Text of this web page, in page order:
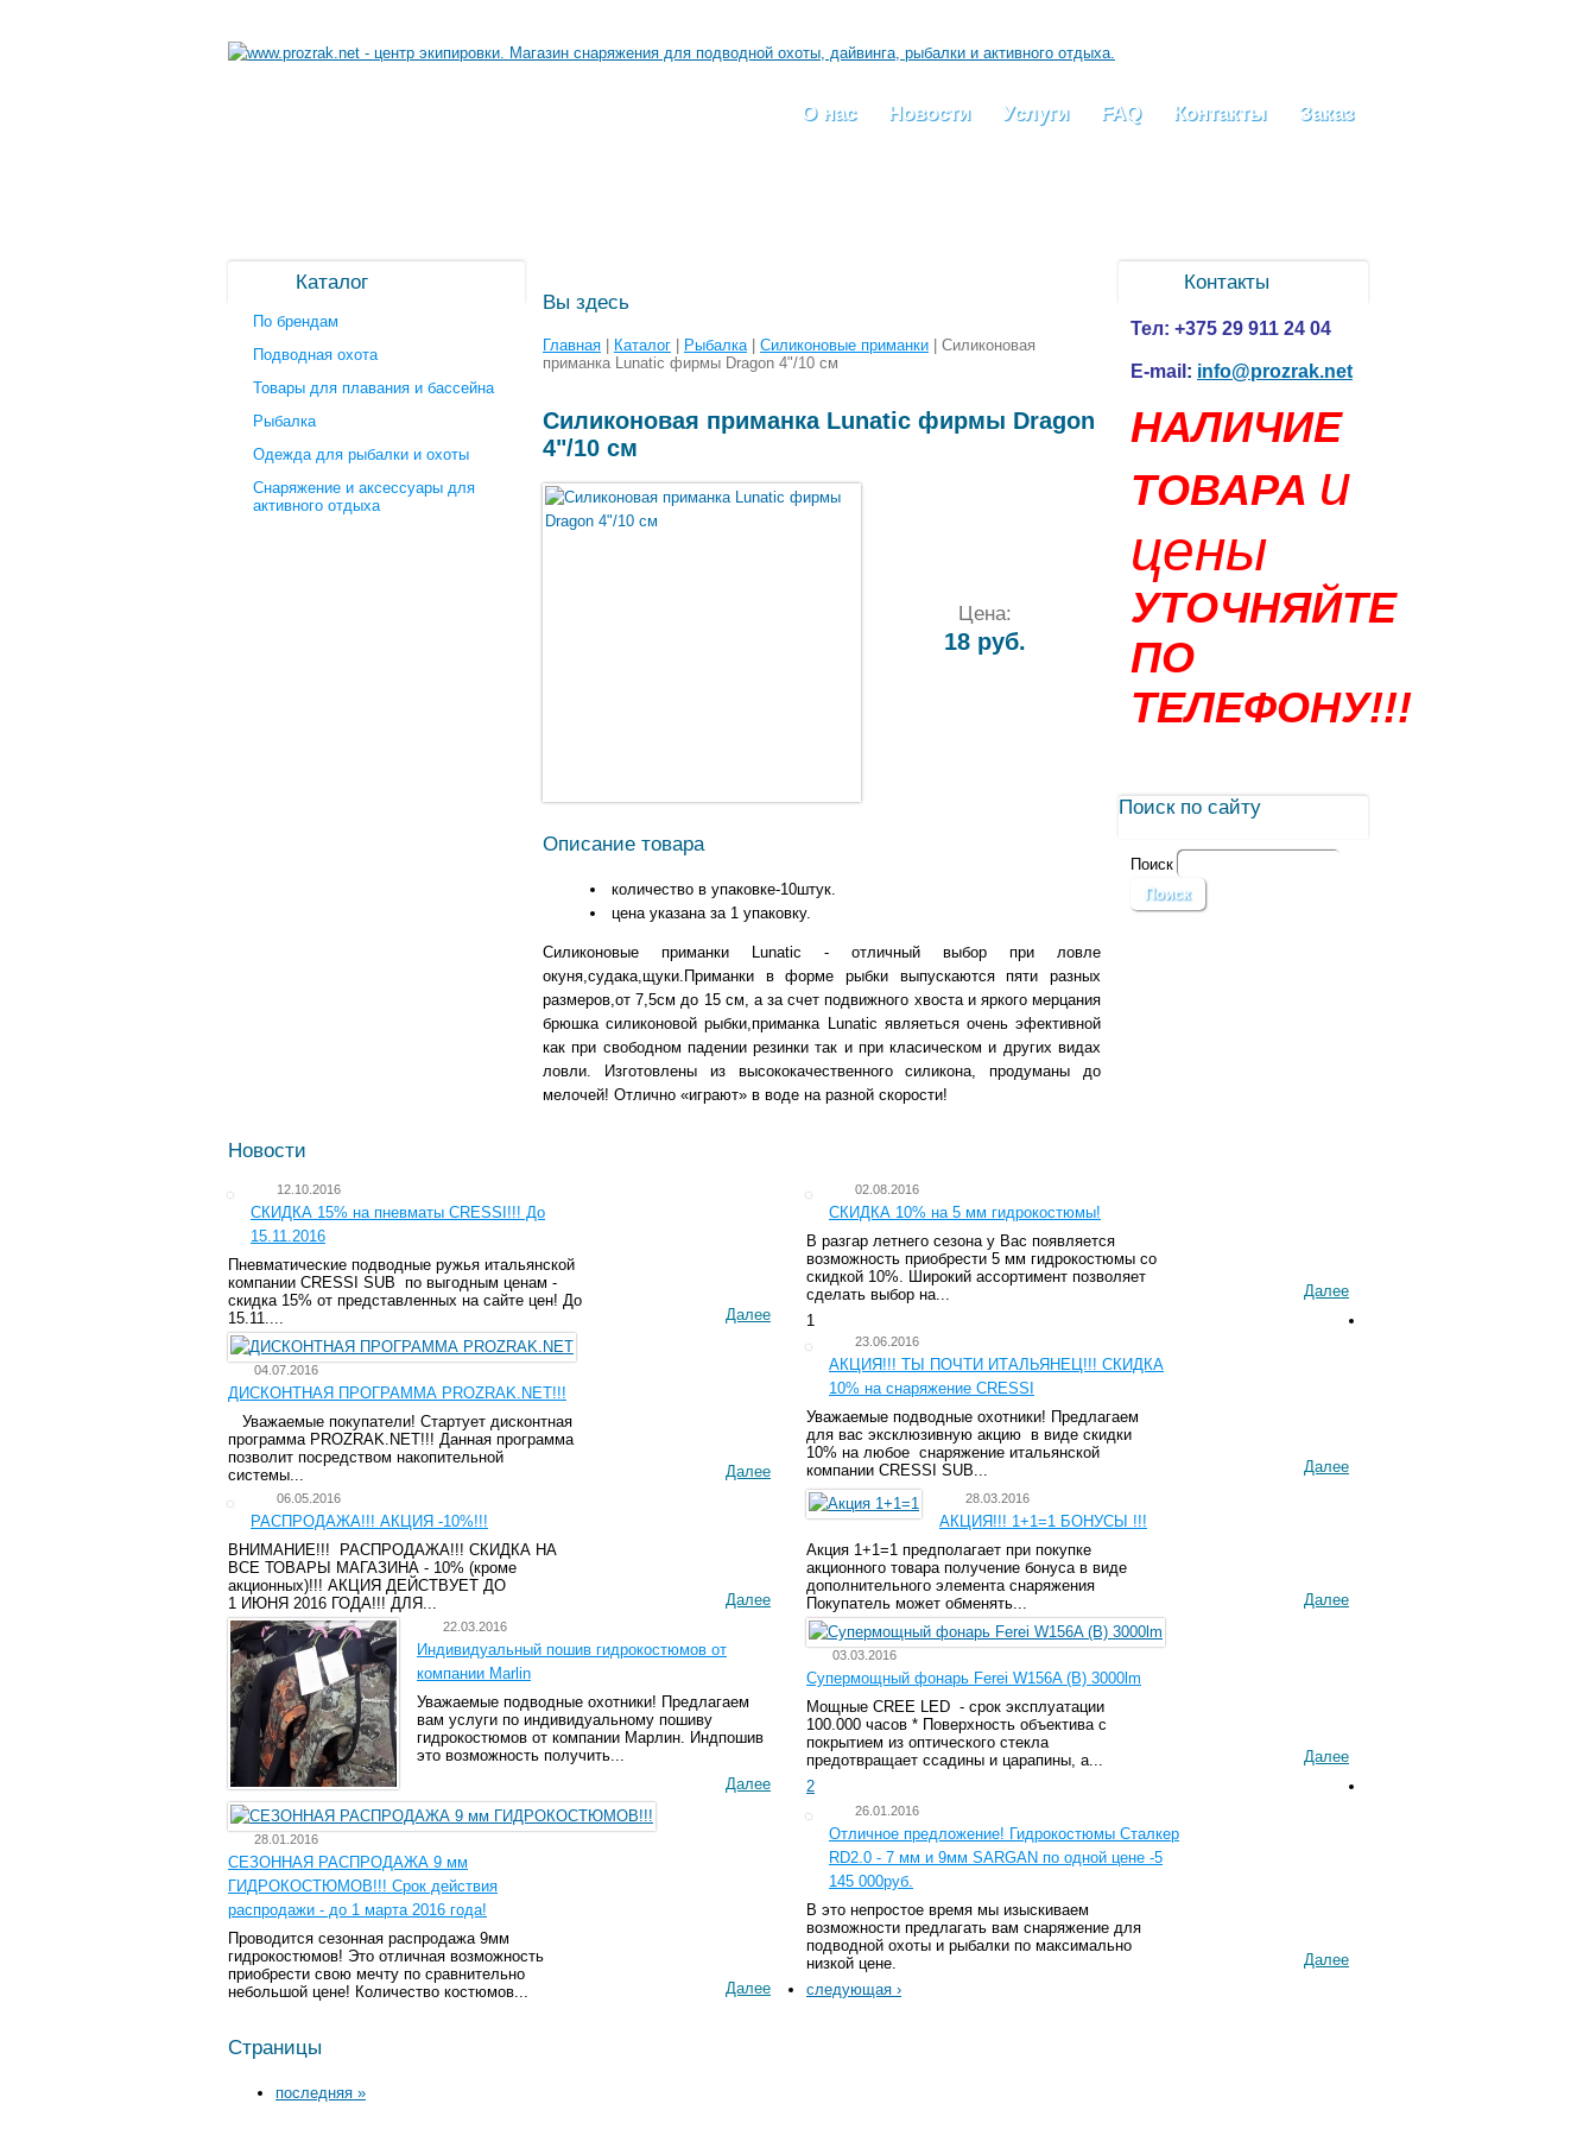
О нас Новости Услуги FAQ Контакты Заказ
Каталог
По брендам
Подводная охота
Товары для плавания и бассейна
Рыбалка
Одежда для рыбалки и охоты
Снаряжение и аксессуары для
активного отдыха
Вы здесь
Главная Каталог Рыбалка| Силиконовые приманки | Силиконовая
приманка Lunatic фирмы Dragon 4"/10 см
Силиконовая приманка Lunatic фирмы Dragon
4"/10 см
Описание товара
количество в упаковке-10штук.
цена указана за 1 упаковку.
Силиконовые приманки Lunatic - отличный выбор при ловле
окуня,судака,щуки.Приманки в форме рыбки выпускаются пяти разных
размеров,от 7,5см до 15 см, а за счет подвижного хвоста и яркого мерцания
брюшка силиконовой рыбки,приманка Lunatic являеться очень эфективной
как при свободном падении резинки так и при класическом и других видах
ловли. Изготовлены из высококачественного силикона, продуманы до
мелочей! Отлично «играют» в воде на разной скорости!
Цена:
18 руб.
Контакты
Тел: +375 29 911 24 04
E-mail : info@prozrak.net
НАЛИЧИЕ
ТОВАРА и
цены
УТОЧНЯЙТЕ
ПО
ТЕЛЕФОНУ!!!
Поиск по сайту
Поиск
Новости
12.10.2016
СКИДКА 15% на пневматы CRESSI!!! До
15.11.2016
Пневматические подводные ружья итальянской
компании CRESSI SUB по выгодным ценам -
скидка 15% от представленных на сайте цен! До
15.11....
Далее
02.08.2016
СКИДКА 10% на 5 мм гидрокостюмы!
В разгар летнего сезона у Вас появляется
возможность приобрести 5 мм гидрокостюмы со
скидкой 10%. Широкий ассортимент позволяет
сделать выбор на...
Далее
04.07.2016
ДИСКОНТНАЯ ПРОГРАММА PROZRAK.NET!!!
Уважаемые покупатели! Стартует дисконтная
программа PROZRAK.NET!!! Данная программа
позволит посредством накопительной
системы...
Далее
23.06.2016
АКЦИЯ!!! ТЫ ПОЧТИ ИТАЛЬЯНЕЦ!!! СКИДКА
10% на снаряжение CRESSI
Уважаемые подводные охотники! Предлагаем
для вас эксклюзивную акцию в виде скидки
10% на любое снаряжение итальянской
компании CRESSI SUB...
Далее
06.05.2016
РАСПРОДАЖА!!! АКЦИЯ -10%!!!
ВНИМАНИЕ!!! РАСПРОДАЖА!!! СКИДКА НА
ВСЕ ТОВАРЫ МАГАЗИНА - 10% (кроме
акционных)!!! АКЦИЯ ДЕЙСТВУЕТ ДО
1 ИЮНЯ 2016 ГОДА!!! ДЛЯ...
Далее
28.03.2016
АКЦИЯ!!! 1+1=1 БОНУСЫ !!!
Акция 1+1=1 предполагает при покупке
акционного товара получение бонуса в виде
дополнительного элемента снаряжения
Покупатель может обменять...
Далее
22.03.2016
Индивидуальный пошив гидрокостюмов от
компании Marlin
Уважаемые подводные охотники! Предлагаем
вам услуги по индивидуальному пошиву
гидрокостюмов от компании Марлин. Индпошив
это возможность получить...
Далее
03.03.2016
Супермощный фонарь Ferei W156A (B) 3000lm
Мощные CREE LED - срок эксплуатации
100.000 часов * Поверхность объектива с
покрытием из оптического стекла
предотвращает ссадины и царапины, а...
Далее
28.01.2016
СЕЗОННАЯ РАСПРОДАЖА 9 мм
ГИДРОКОСТЮМОВ!!! Срок действия
распродажи - до 1 марта 2016 года!
Проводится сезонная распродажа 9мм
гидрокостюмов! Это отличная возможность
приобрести свою мечту по сравнительно
небольшой цене! Количество костюмов...
Далее
26.01.2016
Отличное предложение! Гидрокостюмы Сталкер
RD2.0 - 7 мм и 9мм SARGAN по одной цене -5
145 000руб.
В это непростое время мы изыскиваем
возможности предлагать вам снаряжение для
подводной охоты и рыбалки по максимально
низкой цене.
Далее
Страницы
1
2
следующая ›
последняя »